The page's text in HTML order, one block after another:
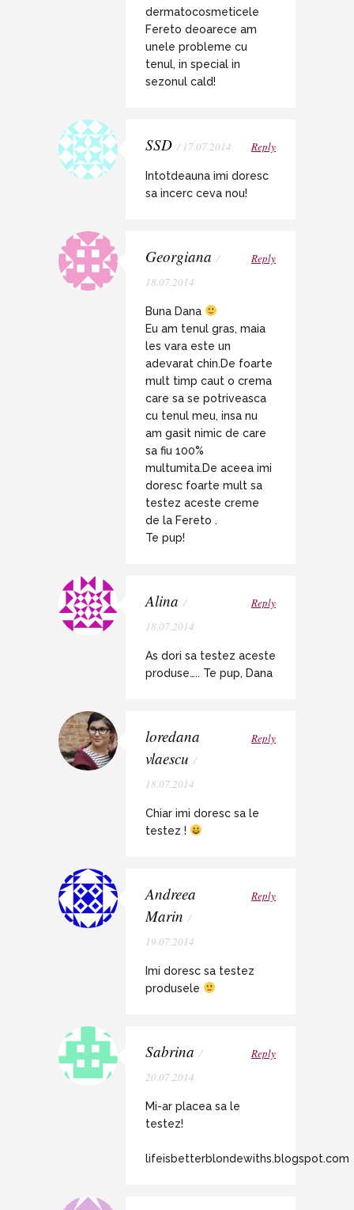
dermatocosmeticele
Fereto deoarece am
unele probleme cu
tenul, in special in
sezonul cald!
SSD / 17.07.2014 Reply
Intotdeauna imi doresc
sa incerc ceva nou!
Georgiana /
18.07.2014
Reply
Buna Dana
Eu am tenul gras, maia
les vara este un
adevarat chin.De foarte
mult timp caut o crema
care sa se potriveasca
cu tenul meu, insa nu
am gasit nimic de care
sa fiu 100%
multumita.De aceea imi
doresc foarte mult sa
testez aceste creme
de la Fereto .
Te pup!
Alina /
18.07.2014
Reply
As dori sa testez aceste
produse….. Te pup, Dana
loredana
vlaescu /
18.07.2014
Reply
Chiar imi doresc sa le
testez !
Andreea
Marin /
19.07.2014
Reply
Imi doresc sa testez
produsele
Sabrina /
20.07.2014
Reply
Mi-ar placea sa le
testez!
lifeisbetterblondewiths.blogspot.com